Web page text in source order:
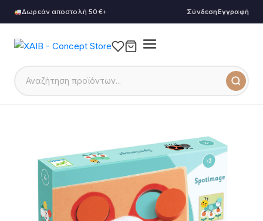
Δωρεάν αποστολή 50€+ ΣύνδεσηΕγγραφή